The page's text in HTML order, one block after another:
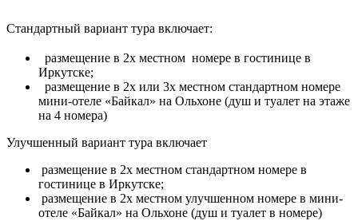
Стандартный вариант тура включает:
размещение в 2х местном номере в гостинице в
Иркутске;
размещение в 2х или 3х местном стандартном номере
мини-отеле «Байкал» на Ольхоне (душ и туалет на этаже
на 4 номера)
Улучшенный вариант тура включает
размещение в 2х местном стандартном номере в
гостинице в Иркутске;
размещение в 2х местном улучшенном номере в мини-
отеле «Байкал» на Ольхоне (душ и туалет в номере)